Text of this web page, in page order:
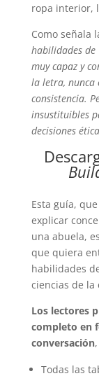
ropa interior,
Como señala
habilidades de
muy capaz y
la letra, nunca
consistencia.
insustituibles
decisiones
Esta guía,
explicar
una abuela,
que quiera
habilidades
ciencias de la
Los lectores
completo en
conversación
Todas las